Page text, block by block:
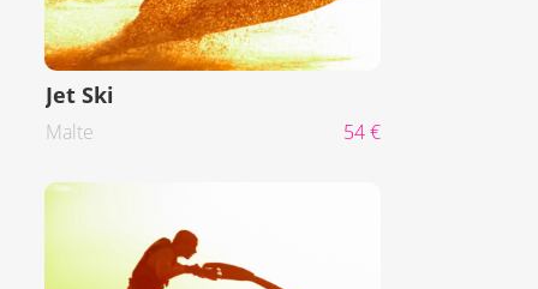
Jet Ski
Malte 54 €